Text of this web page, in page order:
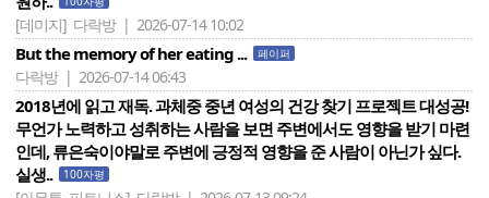
[데미지] 다락방 | 2026-07-14 10:02
But the memory of her eating ... 페이퍼
다락방 | 2026-07-14 06:43
2018년에 읽고 재독. 과체중 중년 여성의 건강 찾기 프로젝트 대성공!
무언가 노력하고 성취하는 사람을 보면 주변에서도 영향을 받기 마련
인데, 류은숙이야말로 주변에 긍정적 영향을 준 사람이 아닌가 싶다.
실생..
100자평